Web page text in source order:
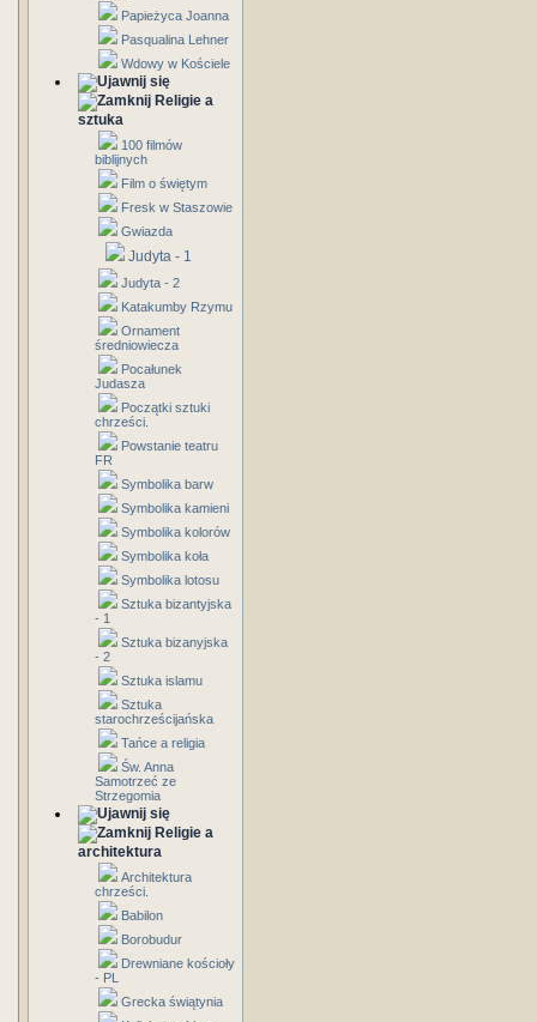
Papieżyca Joanna
Pasqualina Lehner
Wdowy w Kościele
Religie a
sztuka
100 filmów
biblijnych
Film o świętym
Fresk w Staszowie
Gwiazda
Judyta - 1
Judyta - 2
Katakumby Rzymu
Ornament
średniowiecza
Pocałunek
Judasza
Początki sztuki
chrześci.
Powstanie teatru
FR
Symbolika barw
Symbolika kamieni
Symbolika kolorów
Symbolika koła
Symbolika lotosu
Sztuka bizantyjska
- 1
Sztuka bizanyjska
- 2
Sztuka islamu
Sztuka
starochrześcijańska
Tańce a religia
Św. Anna
Samotrzeć ze
Strzegomia
Religie a
architektura
Architektura
chrześci.
Babilon
Borobudur
Drewniane kościoły
- PL
Grecka świątynia